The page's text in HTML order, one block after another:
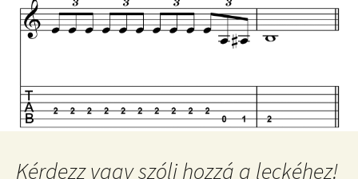
Kérdezz vagy szólj hozzá a leckéhez!